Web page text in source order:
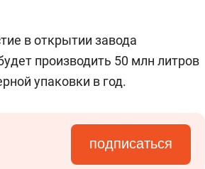
в открытии завода
производить 50 млн литров
упаковки в год.
подписаться